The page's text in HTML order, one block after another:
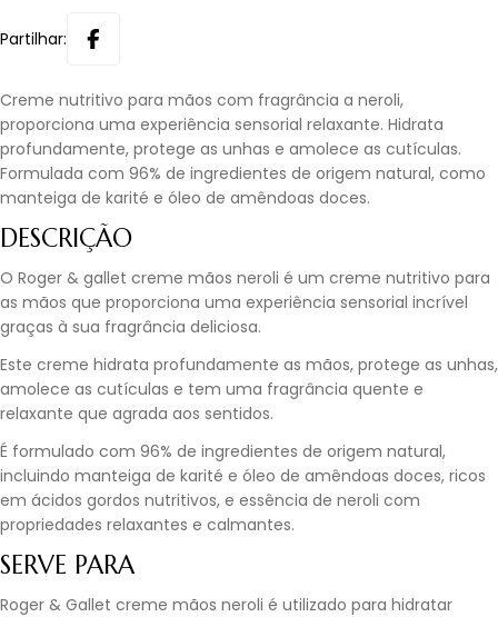
Partilhar:
Creme nutritivo para mãos com fragrância a neroli,
proporciona uma experiência sensorial relaxante. Hidrata
profundamente, protege as unhas e amolece as cutículas.
Formulada com 96% de ingredientes de origem natural, como
manteiga de karité e óleo de amêndoas doces.
DESCRIÇÃO
O Roger & gallet creme mãos neroli é um creme nutritivo para
as mãos que proporciona uma experiência sensorial incrível
graças à sua fragrância deliciosa.
Este creme hidrata profundamente as mãos, protege as unhas,
amolece as cutículas e tem uma fragrância quente e
relaxante que agrada aos sentidos.
É formulado com 96% de ingredientes de origem natural,
incluindo manteiga de karité e óleo de amêndoas doces, ricos
em ácidos gordos nutritivos, e essência de neroli com
propriedades relaxantes e calmantes.
SERVE PARA
Roger & Gallet creme mãos neroli é utilizado para hidratar